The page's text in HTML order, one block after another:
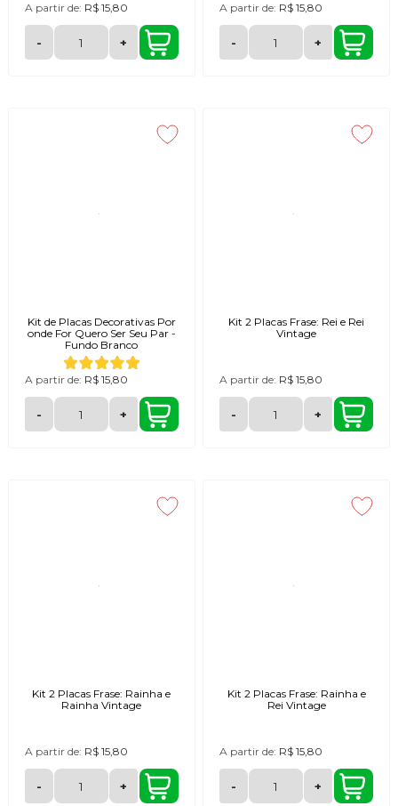
A partir de: R$ 15,80
- +
A partir de: R$ 15,80
- +
Kit de Placas Decorativas Por
onde For Quero Ser Seu Par -
Fundo Branco
A partir de: R$ 15,80
- +
Kit 2 Placas Frase: Rei e Rei
Vintage
A partir de: R$ 15,80
- +
Kit 2 Placas Frase: Rainha e
Rainha Vintage
A partir de: R$ 15,80
- +
Kit 2 Placas Frase: Rainha e
Rei Vintage
A partir de: R$ 15,80
- +